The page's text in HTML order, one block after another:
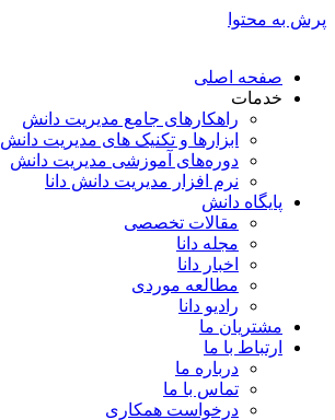
پرش به محتوا
صفحه اصلی
خدمات
راهکارهای جامع مدیریت دانش
ابزارها و تکنیک‌ های مدیریت دانش
دوره‌های آموزشی مدیریت دانش
نرم افزار مدیریت دانش دانا
پایگاه دانش
مقالات تخصصی
مجله دانا
اخبار دانا
مطالعه موردی
رادیو دانا
مشتریان ما
ارتباط با ما
درباره ما
تماس با ما
درخواست همکاری